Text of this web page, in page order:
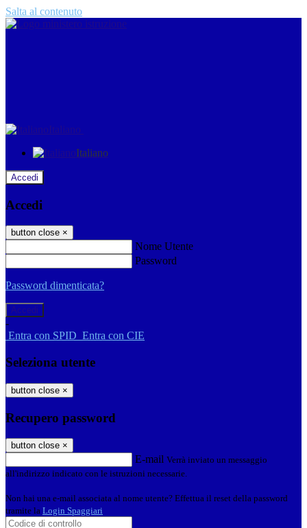
Salta al contenuto
Italiano
Italiano
Accedi
Accedi
button close ×
Nome Utente
Password
Password dimenticata?
-
Entra con SPID Entra con CIE
Seleziona utente
button close ×
Recupero password
button close ×
E-mail Verrà inviato un messaggio
all'indirizzo indicato con le istruzioni necessarie.
Non hai una e-mail associata al nome utente? Effettua il reset della password
tramite la Login Spaggiari